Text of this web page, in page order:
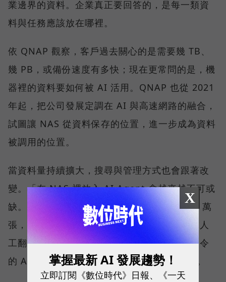
業邊界的資料。企業真正要回答的，是每一類資
料與任務應該放在哪裡。
依 QNAP 觀察，客戶過去關心的是需要幾 TB、
幾 PB，或備份速度有多快；現在更常問的是，機
器裡的資料要如何被 AI 活用。QNAP 也從 2021
年起，把公司發展定調在 AI 與高速網路的融合，
試圖讓 NAS 從資料保存的位置，進一步成為資料
被調用的位置。
當資料量持續擴大，搜尋與管理方式也會跟著改
變。「在 NAS 裡放入 AI Agent 會越來越不可或
缺。」劉文義舉例，當照片累積到 10 萬、20 萬
張，要找出其中幾張特定畫面，已不可能只靠人
工翻找。此時，能理解內容、接受自然語言指令
的 AI 工具，會從加分功能逐漸變成必要條件。
X
掌握最新 AI 發展趨勢！
立即訂閱《數位時代》日報、《一天